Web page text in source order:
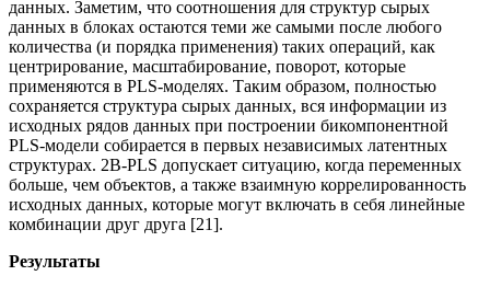
данных. Заметим, что соотношения для структур сырых
данных в блоках остаются теми же самыми после любого
количества (и порядка применения) таких операций, как
центрирование, масштабирование, поворот, которые
применяются в PLS-моделях. Таким образом, полностью
сохраняется структура сырых данных, вся информации из
исходных рядов данных при построении бикомпонентной
PLS-модели собирается в первых независимых латентных
структурах. 2B-PLS допускает ситуацию, когда переменных
больше, чем объектов, а также взаимную коррелированность
исходных данных, которые могут включать в себя линейные
комбинации друг друга [21].
Результаты